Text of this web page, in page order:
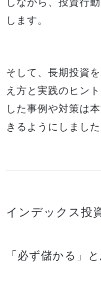
します。
そして、長期投資
え方と実践のヒン
した事例や対策は
きるようにしました
インデックス投
「必ず儲かる」